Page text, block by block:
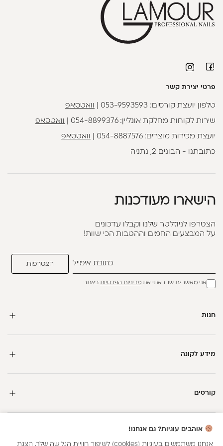
פרטי יצירת קשר
טלפון יועצת קורסים: 053-9593593 וואטסאפ
שירות לקוחות מחלקת אונליין:054-8899376 וואטסאפ
יועצת מכירות מוצרים:054-8887576 וואטסאפ
כתובתנו - הבונים 2, נתניה
הישארו מעודכנות
הצטרפו לניוזלטר שלנו וקבלו עדכונים
על המבצעים החמים וההטבות הכי שוות!
אני מאשר/ת שקראתי את מדיניות הפרטיותבאתר
חנות
מידע לקונה
קורסים
אוהבים עוגיות? גם אנחנו!
אנחנו משתמשים בעוגיות (cookies) לשיפור חוויית הגלישה שלך, הצגת